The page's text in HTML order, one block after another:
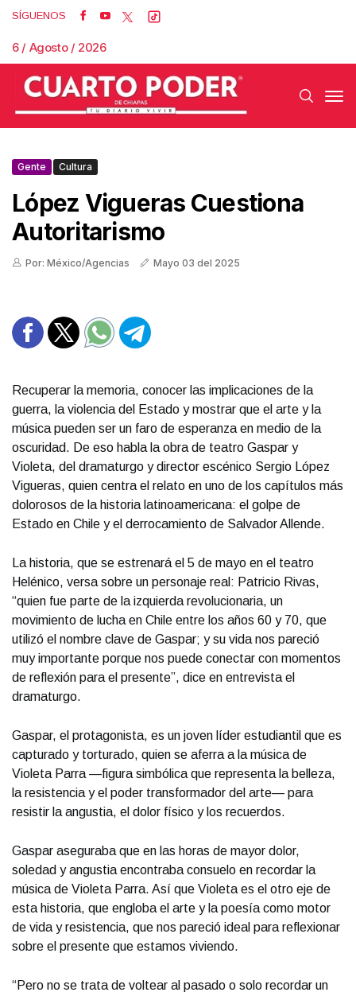
SÍGUENOS
6 / Agosto / 2026
Gente Cultura
López Vigueras Cuestiona
Autoritarismo
Por: México/Agencias Mayo 03 del 2025
Recuperar la memoria, conocer las implicaciones de la
guerra, la violencia del Estado y mostrar que el arte y la
música pueden ser un faro de esperanza en medio de la
oscuridad. De eso habla la obra de teatro Gaspar y
Violeta, del dramaturgo y director escénico Sergio López
Vigueras, quien centra el relato en uno de los capítulos más
dolorosos de la historia latinoamericana: el golpe de
Estado en Chile y el derrocamiento de Salvador Allende.
La historia, que se estrenará el 5 de mayo en el teatro
Helénico, versa sobre un personaje real: Patricio Rivas,
“quien fue parte de la izquierda revolucionaria, un
movimiento de lucha en Chile entre los años 60 y 70, que
utilizó el nombre clave de Gaspar; y su vida nos pareció
muy importante porque nos puede conectar con momentos
de reflexión para el presente”, dice en entrevista el
dramaturgo.
Gaspar, el protagonista, es un joven líder estudiantil que es
capturado y torturado, quien se aferra a la música de
Violeta Parra —figura simbólica que representa la belleza,
la resistencia y el poder transformador del arte— para
resistir la angustia, el dolor físico y los recuerdos.
Gaspar aseguraba que en las horas de mayor dolor,
soledad y angustia encontraba consuelo en recordar la
música de Violeta Parra. Así que Violeta es el otro eje de
esta historia, que engloba el arte y la poesía como motor
de vida y resistencia, que nos pareció ideal para reflexionar
sobre el presente que estamos viviendo.
“Pero no se trata de voltear al pasado o solo recordar un